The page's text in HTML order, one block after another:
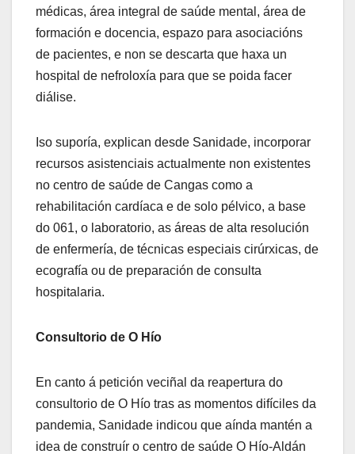
médicas, área integral de saúde mental, área de
formación e docencia, espazo para asociacións
de pacientes, e non se descarta que haxa un
hospital de nefroloxía para que se poida facer
diálise.
Iso suporía, explican desde Sanidade, incorporar
recursos asistenciais actualmente non existentes
no centro de saúde de Cangas como a
rehabilitación cardíaca e de solo pélvico, a base
do 061, o laboratorio, as áreas de alta resolución
de enfermería, de técnicas especiais cirúrxicas, de
ecografía ou de preparación de consulta
hospitalaria.
Consultorio de O Hío
En canto á petición veciñal da reapertura do
consultorio de O Hío tras as momentos difíciles da
pandemia, Sanidade indicou que aínda mantén a
idea de construír o centro de saúde O Hío-Aldán